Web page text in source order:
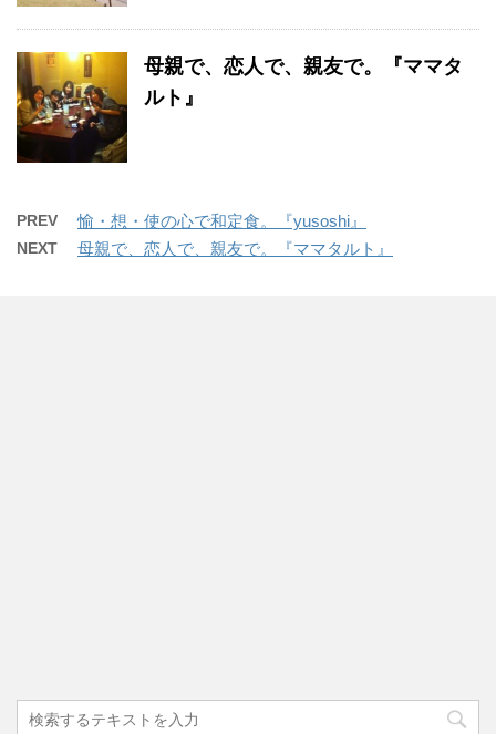
母親で、恋人で、親友で。『ママタ
ルト』
PREV 愉・想・使の心で和定食。『yusoshi』
NEXT 母親で、恋人で、親友で。『ママタルト』